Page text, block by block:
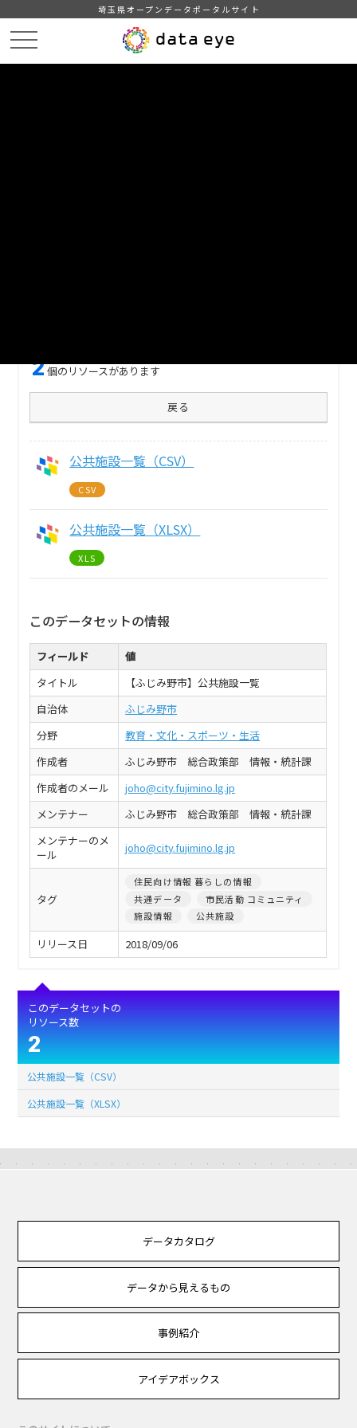
埼玉県オープンデータポータルサイト
2個のリソースがあります
戻る
公共施設一覧（CSV）
CSV
公共施設一覧（XLSX）
XLS
このデータセットの情報
フィールド
値
タイトル
【ふじみ野市】公共施設一覧
自治体
ふじみ野市
分野
教育・文化・スポーツ・生活
作成者
ふじみ野市 総合政策部 情報・統計課
作成者のメール
joho@city.fujimino.lg.jp
メンテナー
ふじみ野市 総合政策部 情報・統計課
メンテナーのメ
ール
joho@city.fujimino.lg.jp
タグ
住民向け情報 暮らしの情報
共通データ
市民活動 コミュニティ
施設情報
公共施設
リリース日 2018/09/06
このデータセットの
リソース数
2
公共施設一覧（CSV）
公共施設一覧（XLSX）
データカタログ
データから見えるもの
事例紹介
アイデアボックス